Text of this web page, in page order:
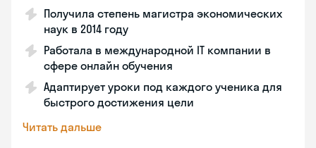
Получила степень магистра экономических
наук в 2014 году
Работала в международной IT компании в
сфере онлайн обучения
Адаптирует уроки под каждого ученика для
быстрого достижения цели
Читать дальше